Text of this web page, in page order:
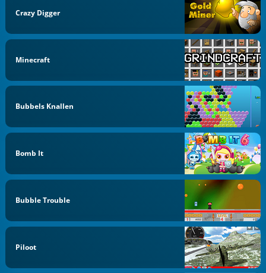
Crazy Digger
Minecraft
Bubbels Knallen
Bomb It
Bubble Trouble
Piloot